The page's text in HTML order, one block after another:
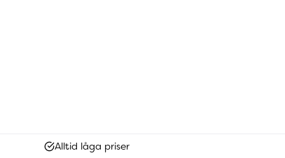
Alltid låga priser